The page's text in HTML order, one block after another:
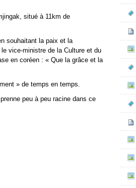
situé à 11km de
souhaitant la paix et la
vice-ministre de la Culture et du
en coréen : « Que la grâce et la
» de temps en temps.
peu à peu racine dans ce